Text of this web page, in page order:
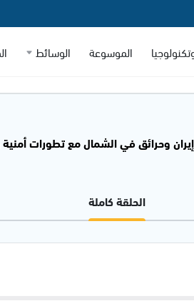
الموسوعة الوسائط
وحرائق في الشمال مع تطورات
الحلقة كاملة